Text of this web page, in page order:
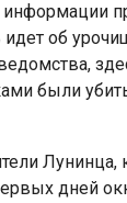
идет об
были
Лунинца,
дней